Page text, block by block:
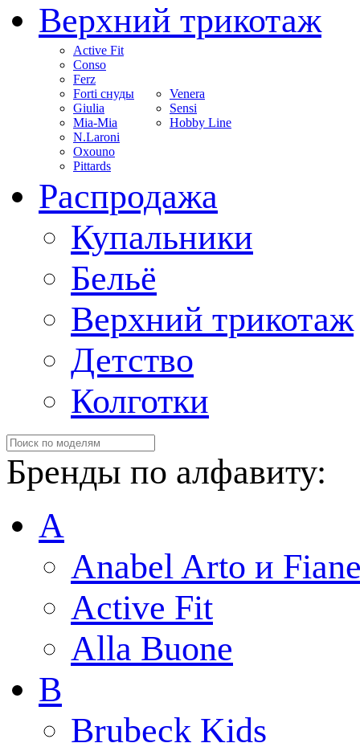
Верхний трикотаж
Active Fit
Conso
Ferz
Forti снуды
Giulia
Mia-Mia
N.Laroni
Oxouno
Pittards
Venera
Sensi
Hobby Line
Распродажа
Купальники
Бельё
Верхний трикотаж
Детство
Колготки
Бренды по алфавиту:
A
Anabel Arto и
Active Fit
Alla Buone
B
Brubeck Kids